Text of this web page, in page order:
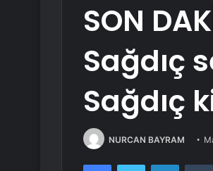
SON
Sağdıç
Sağdıç
NURCAN BAYRAM
FacebookTwitter LinkedIn